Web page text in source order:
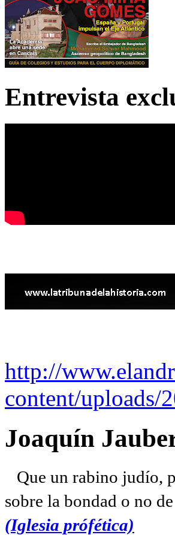
Entrevista
http://
content/uploads/
Joaquín
Que un rabino judío,
sobre la bondad o no
(Iglesia prófética)